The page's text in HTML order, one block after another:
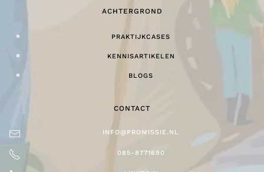
ACHTERGROND
PRAKTIJKCASES
KENNISARTIKELEN
BLOGS
CONTACT
INFO@PROMISSIE.NL
085-8771690